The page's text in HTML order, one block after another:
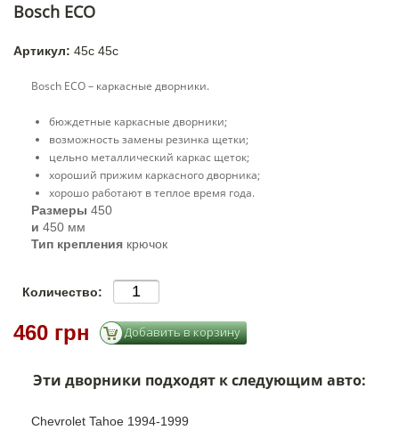
Bosch ECO
Артикул: 45c 45c
Bosch ECO – каркасные дворники.
бюждетные каркасные дворники;
возможность замены резинка щетки;
цельно металлический каркас щеток;
хороший прижим каркасного дворника;
хорошо работают в теплое время года.
Размеры 450
и 450 мм
Тип крепления крючок
Количество:
460 грн
Эти дворники подходят к следующим авто:
Chevrolet Tahoe 1994-1999